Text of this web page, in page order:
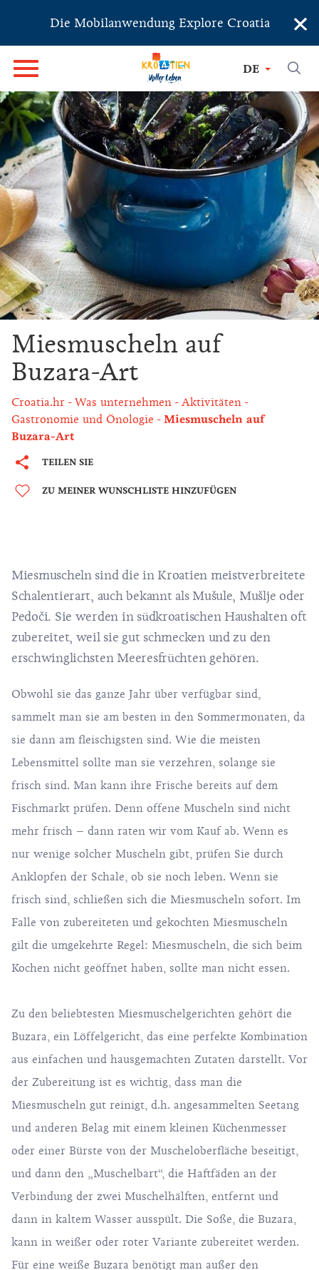
Die Mobilanwendung Explore Croatia ×
DE
Miesmuscheln auf
Buzara-Art
Croatia.hr Was unternehmen
Aktivitäten
Gastronomie und Önologie
Miesmuscheln auf
Buzara-Art
TEILEN SIE
ZU MEINER WUNSCHLISTE HINZUFÜGEN
Miesmuscheln sind die in Kroatien meistverbreitete
Schalentierart, auch bekannt als Mušule, Mušlje oder
Pedoči. Sie werden in südkroatischen Haushalten oft
zubereitet, weil sie gut schmecken und zu den
erschwinglichsten Meeresfrüchten gehören.
Obwohl sie das ganze Jahr über verfügbar sind,
sammelt man sie am besten in den Sommermonaten, da
sie dann am fleischigsten sind. Wie die meisten
Lebensmittel sollte man sie verzehren, solange sie
frisch sind. Man kann ihre Frische bereits auf dem
Fischmarkt prüfen. Denn offene Muscheln sind nicht
mehr frisch – dann raten wir vom Kauf ab. Wenn es
nur wenige solcher Muscheln gibt, prüfen Sie durch
Anklopfen der Schale, ob sie noch leben. Wenn sie
frisch sind, schließen sich die Miesmuscheln sofort. Im
Falle von zubereiteten und gekochten Miesmuscheln
gilt die umgekehrte Regel: Miesmuscheln, die sich beim
Kochen nicht geöffnet haben, sollte man nicht essen.
Zu den beliebtesten Miesmuschelgerichten gehört die
Buzara, ein Löffelgericht, das eine perfekte Kombination
aus einfachen und hausgemachten Zutaten darstellt. Vor
der Zubereitung ist es wichtig, dass man die
Miesmuscheln gut reinigt, d.h. angesammelten Seetang
und anderen Belag mit einem kleinen Küchenmesser
oder einer Bürste von der Muscheloberfläche beseitigt,
und dann den „Muschelbart“, die Haftfäden an der
Verbindung der zwei Muschelhälften, entfernt und
dann in kaltem Wasser ausspült. Die Soße, die Buzara,
kann in weißer oder roter Variante zubereitet werden.
Für eine weiße Buzara benötigt man außer den